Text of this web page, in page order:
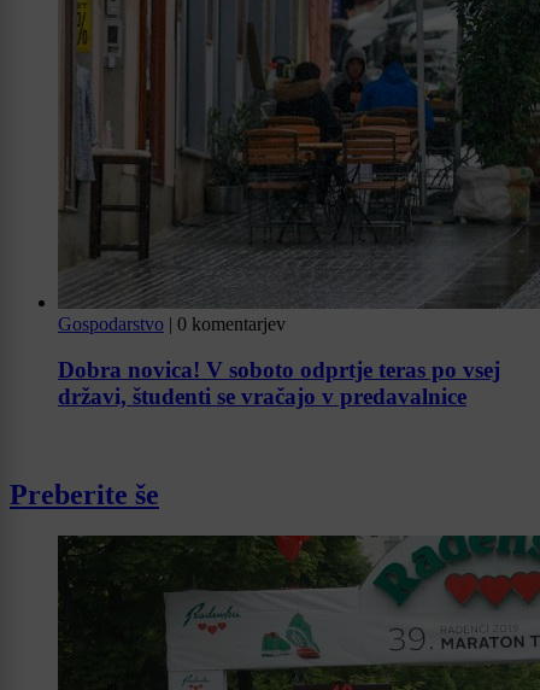
Gospodarstvo | 0 komentarjev
Dobra novica! V soboto odprtje teras po vsej
državi, študenti se vračajo v predavalnice
Preberite še